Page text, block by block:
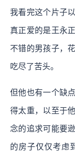
我看完这个片子
真正爱的是王永
不错的男孩子，
吃尽了苦头。
但他也有一个缺
得太重，以至于
念的追求可能要
的房子仅仅考虑